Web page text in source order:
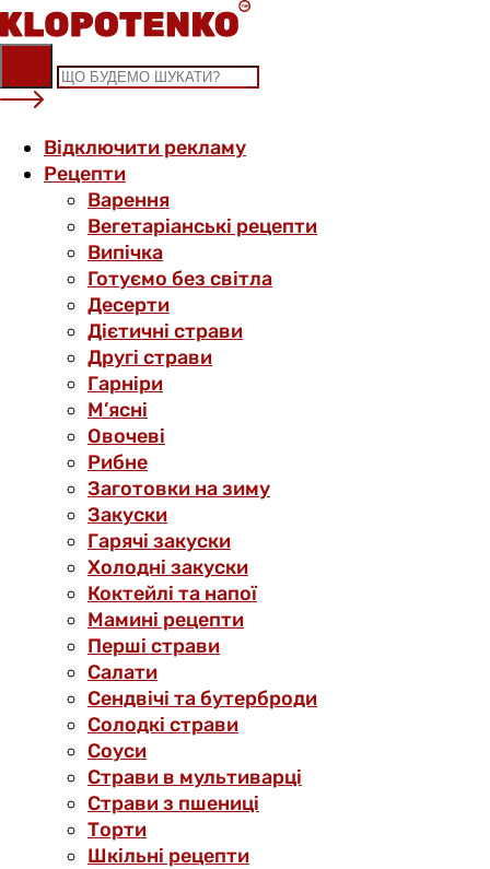
Skip
to
content
Відключити рекламу
Рецепти
Варення
Вегетаріанські рецепти
Випічка
Готуємо без світла
Десерти
Дієтичні страви
Другі страви
Гарніри
М’ясні
Овочеві
Рибне
Заготовки на зиму
Закуски
Гарячі закуски
Холодні закуски
Коктейлі та напої
Мамині рецепти
Перші страви
Салати
Сендвічі та бутерброди
Солодкі страви
Соуси
Страви в мультиварці
Страви з пшениці
Торти
Шкільні рецепти